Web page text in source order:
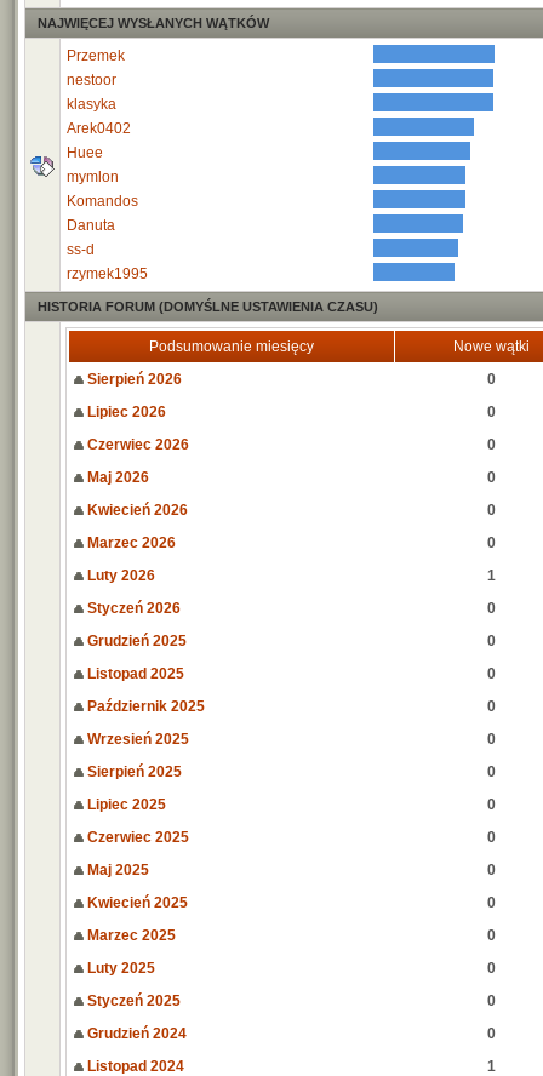
NAJWIĘCEJ WYSŁANYCH WĄTKÓW
Przemek
nestoor
klasyka
Arek0402
Huee
mymlon
Komandos
Danuta
ss-d
rzymek1995
HISTORIA FORUM (DOMYŚLNE USTAWIENIA CZASU)
Podsumowanie miesięcy
Nowe wątki
Sierpień 2026
0
Lipiec 2026
0
Czerwiec 2026
0
Maj 2026
0
Kwiecień 2026
0
Marzec 2026
0
Luty 2026
1
Styczeń 2026
0
Grudzień 2025
0
Listopad 2025
0
Październik 2025
0
Wrzesień 2025
0
Sierpień 2025
0
Lipiec 2025
0
Czerwiec 2025
0
Maj 2025
0
Kwiecień 2025
0
Marzec 2025
0
Luty 2025
0
Styczeń 2025
0
Grudzień 2024
0
Listopad 2024
1